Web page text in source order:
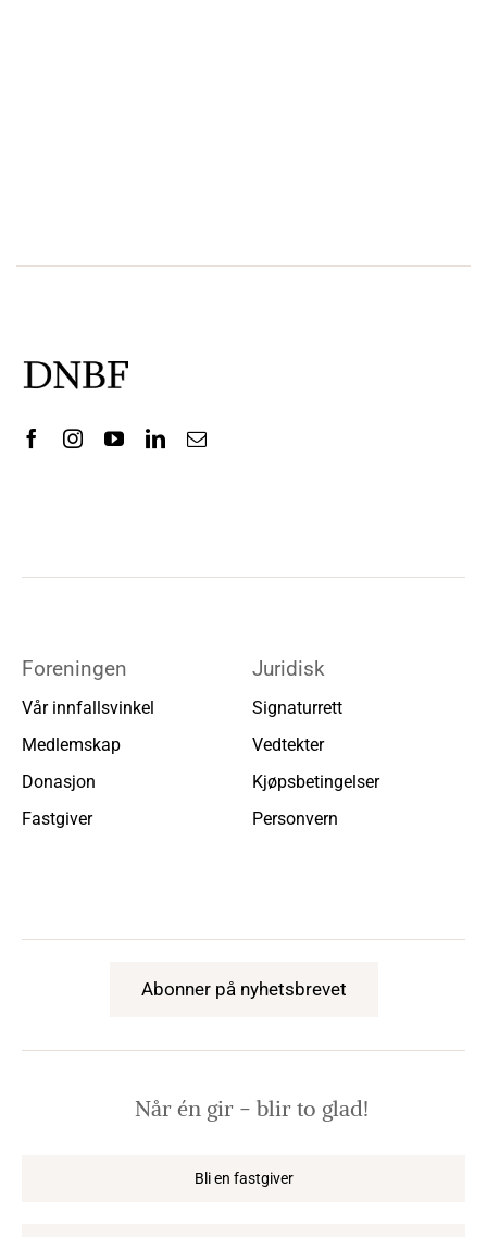
Foreningen
Vår innfallsvinkel
Medlemskap
Donasjon
Fastgiver
Juridisk
Signaturrett
Vedtekter
Kjøpsbetingelser
Personvern
Abonner på nyhetsbrevet
Når én gir − blir to glad!
Bli en fastgiver